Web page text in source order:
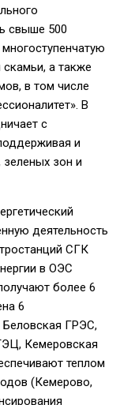
свыше 500
а также
в том числе
В
с
и
зон и
деятельность
СГК
в ОЭС
более 6
6
Беловская ГРЭС,
Кемеровская
теплом
(Кемерово,